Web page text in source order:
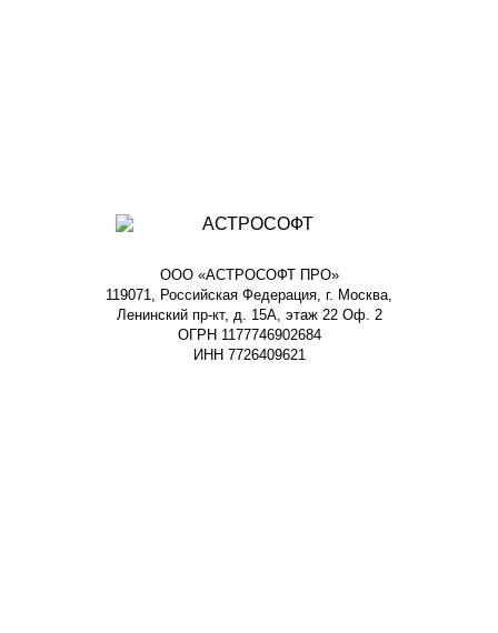
ООО «АСТРОСОФТ ПРО»
119071, Российская Федерация, г. Москва,
Ленинский пр-кт, д. 15А, этаж 22 Оф. 2
ОГРН 1177746902684
ИНН 7726409621